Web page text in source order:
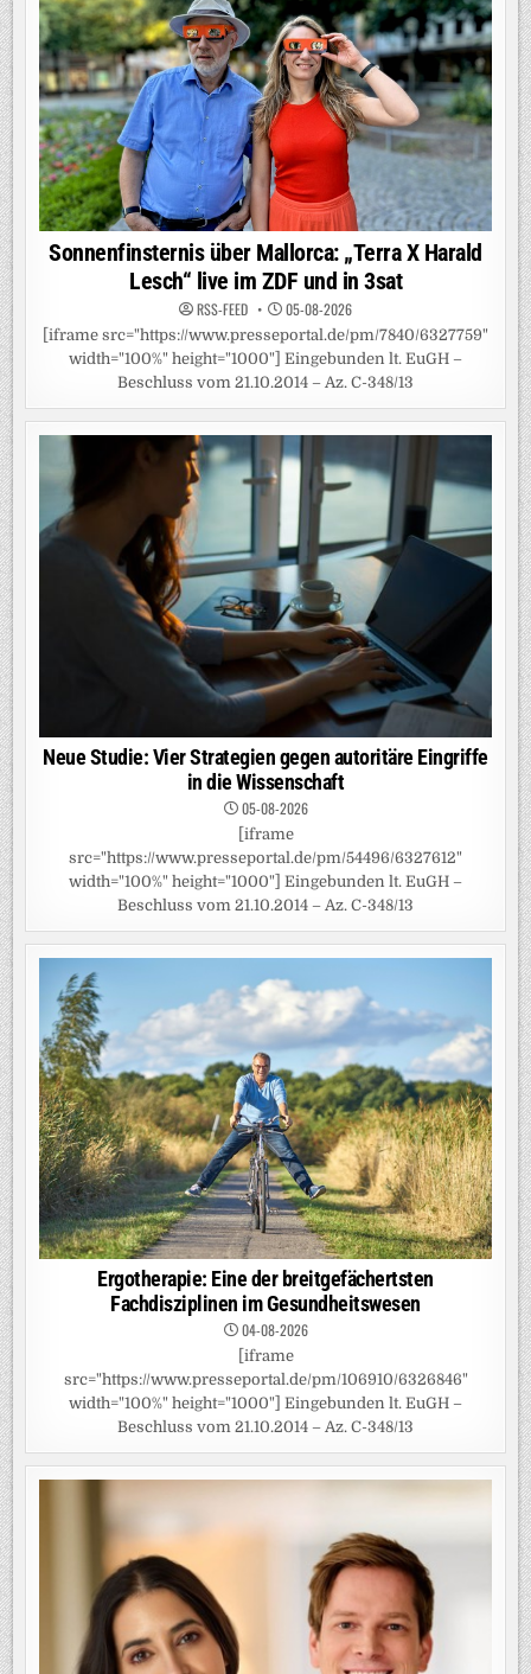
Sonnenfinsternis über Mallorca: „Terra X Harald
Lesch“ live im ZDF und in 3sat
RSS-FEED 05-08-2026
[iframe src="https://www.presseportal.de/pm/7840/6327759"
width="100%" height="1000"] Eingebunden lt. EuGH –
Beschluss vom 21.10.2014 – Az. C-348/13
Neue Studie: Vier Strategien gegen autoritäre Eingriffe
in die Wissenschaft
05-08-2026
[iframe
src="https://www.presseportal.de/pm/54496/6327612"
width="100%" height="1000"] Eingebunden lt. EuGH –
Beschluss vom 21.10.2014 – Az. C-348/13
Ergotherapie: Eine der breitgefächertsten
Fachdisziplinen im Gesundheitswesen
04-08-2026
[iframe
src="https://www.presseportal.de/pm/106910/6326846"
width="100%" height="1000"] Eingebunden lt. EuGH –
Beschluss vom 21.10.2014 – Az. C-348/13